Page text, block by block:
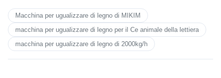
Macchina per ugualizzare di legno di MIKIM
macchina per ugualizzare di legno per il Ce animale della lettiera
macchina per ugualizzare di legno di 2000kg/h